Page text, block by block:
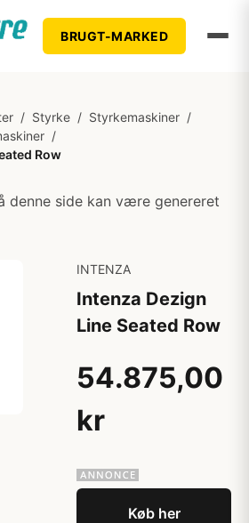
BRUGT-MARKED
/ Styrke / Styrkemaskiner /
/
Row
denne side kan være genereret
INTENZA
Intenza Dezign
Line Seated Row
54.875,00
kr
Køb her